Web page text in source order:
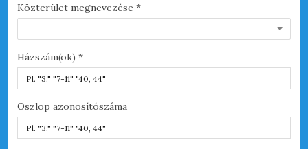
Közterület megnevezése *
Házszám(ok) *
Oszlop azonosítószáma